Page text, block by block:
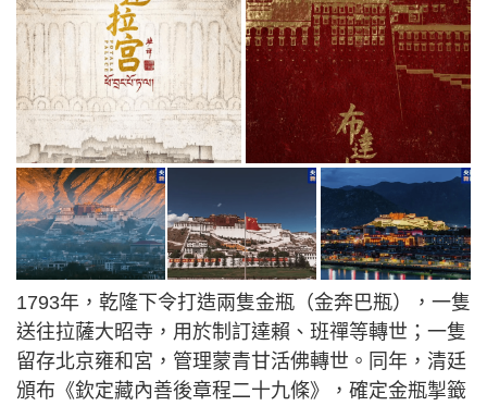
1793年，乾隆下令打造兩隻金瓶（金奔巴瓶），一隻
送往拉薩大昭寺，用於制訂達賴、班禪等轉世；一隻
留存北京雍和宮，管理蒙青甘活佛轉世。同年，清廷
頒布《欽定藏內善後章程二十九條》，確定金瓶掣籤